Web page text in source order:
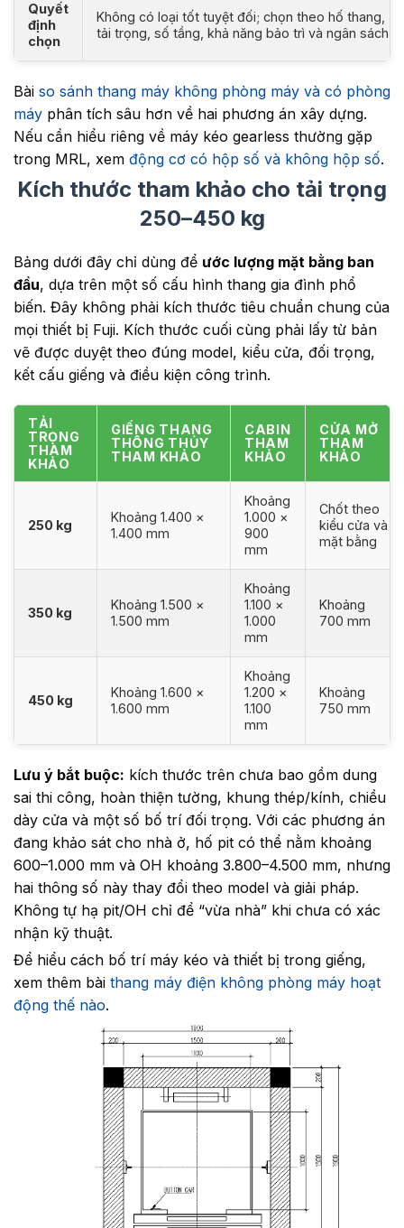
Quyết
định
chọn
Không có loại tốt tuyệt đối; chọn theo hố thang,
tải trọng, số tầng, khả năng bảo trì và ngân sách
Bài so sánh thang máy không phòng máy và có phòng
máy phân tích sâu hơn về hai phương án xây dựng.
Nếu cần hiểu riêng về máy kéo gearless thường gặp
trong MRL, xem động cơ có hộp số và không hộp số.
Kích thước tham khảo cho tải trọng
250–450 kg
Bảng dưới đây chỉ dùng để ước lượng mặt bằng ban
đầu, dựa trên một số cấu hình thang gia đình phổ
biến. Đây không phải kích thước tiêu chuẩn chung của
mọi thiết bị Fuji. Kích thước cuối cùng phải lấy từ bản
vẽ được duyệt theo đúng model, kiểu cửa, đối trọng,
kết cấu giếng và điều kiện công trình.
TẢI
TRỌNG
THAM
KHẢO
GIẾNG THANG
THÔNG THỦY
THAM KHẢO
CABIN
THAM
KHẢO
CỬA MỞ
THAM
KHẢO
250 kg
Khoảng 1.400 ×
1.400 mm
Khoảng
1.000 ×
900
mm
Chốt theo
kiểu cửa và
mặt bằng
350 kg
Khoảng 1.500 ×
1.500 mm
Khoảng
1.100 ×
1.000
mm
Khoảng
700 mm
450 kg
Khoảng 1.600 ×
1.600 mm
Khoảng
1.200 ×
1.100
mm
Khoảng
750 mm
Lưu ý bắt buộc: kích thước trên chưa bao gồm dung
sai thi công, hoàn thiện tường, khung thép/kính, chiều
dày cửa và một số bố trí đối trọng. Với các phương án
đang khảo sát cho nhà ở, hố pit có thể nằm khoảng
600–1.000 mm và OH khoảng 3.800–4.500 mm, nhưng
hai thông số này thay đổi theo model và giải pháp.
Không tự hạ pit/OH chỉ để “vừa nhà” khi chưa có xác
nhận kỹ thuật.
Để hiểu cách bố trí máy kéo và thiết bị trong giếng,
xem thêm bài thang máy điện không phòng máy hoạt
động thế nào.